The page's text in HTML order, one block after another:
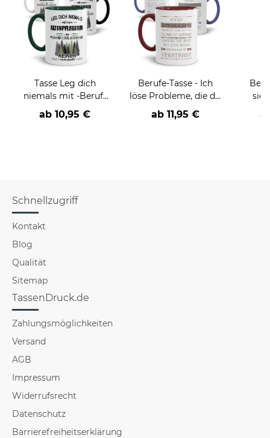
Tasse Leg dich
niemals mit -Beruf-
an
ab 10,95 €
Berufe-Tasse - Ich
löse Probleme, die du
nicht verstehst -
verschiedene Berufe
ab 11,95 €
Schnellzugriff
Kontakt
Blog
Qualität
Sitemap
TassenDruck.de
Zahlungsmöglichkeiten
Versand
AGB
Impressum
Widerrufsrecht
Datenschutz
Barrierefreiheitserklärung